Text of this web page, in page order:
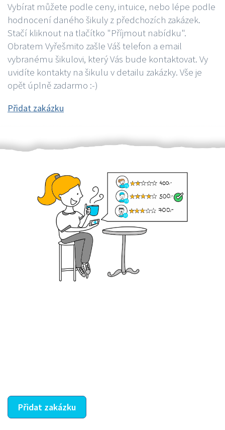
Vybírat můžete podle ceny, intuice, nebo lépe podle
hodnocení daného šikuly z předchozích zakázek.
Stačí kliknout na tlačítko "Příjmout nabídku".
Obratem Vyřešmito zašle Váš telefon a email
vybranému šikulovi, který Vás bude kontaktovat. Vy
uvidíte kontakty na šikulu v detailu zakázky. Vše je
opět úplně zadarmo :-)
Přidat zakázku
Přidat zakázku